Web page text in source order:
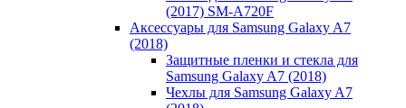
(2017) SM-A720F
Аксессуары для Samsung Galaxy A7
(2018)
Защитные пленки и стекла для
Samsung Galaxy A7 (2018)
Чехлы для Samsung Galaxy A7